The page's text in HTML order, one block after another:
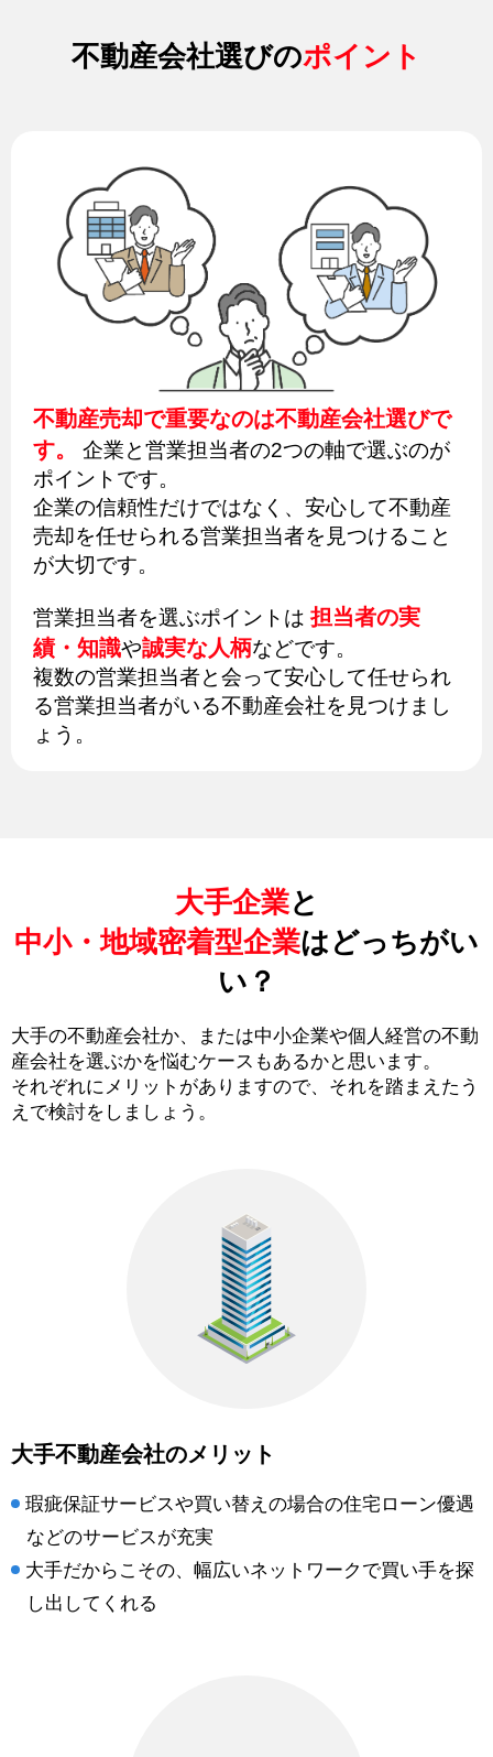
不動産会社選びのポイント
不動産売却で重要なのは不動産会社選びで
す。
企業と営業担当者の2つの軸で選ぶのが
ポイントです。
企業の信頼性だけではなく、安心して不動産
売却を任せられる営業担当者を見つけること
が大切です。
営業担当者を選ぶポイントは 担当者の実
績・知識や誠実な人柄などです。
複数の営業担当者と会って安心して任せられ
る営業担当者がいる不動産会社を見つけまし
ょう。
大手企業と
中小・地域密着型企業はどっちがい
い？
大手の不動産会社か、または中小企業や個人経営の不動
産会社を選ぶかを悩むケースもあるかと思います。
それぞれにメリットがありますので、それを踏まえたう
えで検討をしましょう。
大手不動産会社のメリット
瑕疵保証サービスや買い替えの場合の住宅ローン優遇
などのサービスが充実
大手だからこその、幅広いネットワークで買い手を探
し出してくれる